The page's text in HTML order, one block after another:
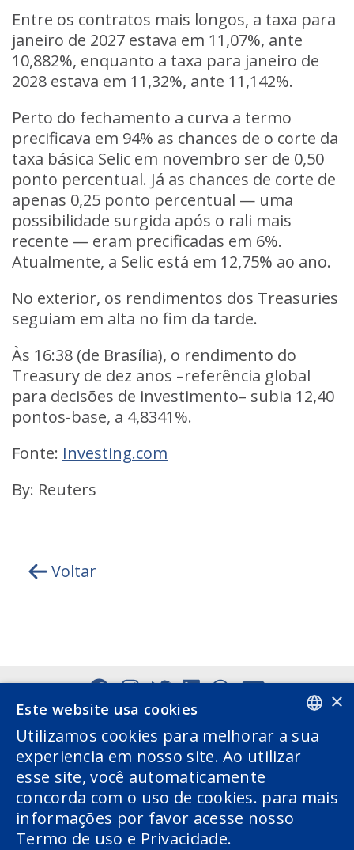
Entre os contratos mais longos, a taxa para
janeiro de 2027 estava em 11,07%, ante
10,882%, enquanto a taxa para janeiro de
2028 estava em 11,32%, ante 11,142%.
Perto do fechamento a curva a termo
precificava em 94% as chances de o corte da
taxa básica Selic em novembro ser de 0,50
ponto percentual. Já as chances de corte de
apenas 0,25 ponto percentual — uma
possibilidade surgida após o rali mais
recente — eram precificadas em 6%.
Atualmente, a Selic está em 12,75% ao ano.
No exterior, os rendimentos dos Treasuries
seguiam em alta no fim da tarde.
Às 16:38 (de Brasília), o rendimento do
Treasury de dez anos –referência global
para decisões de investimento– subia 12,40
pontos-base, a 4,8341%.
Fonte: Investing.com
By: Reuters
Voltar
PORTUGUESE
ENGLISH
×
Este website usa cookies
Utilizamos cookies para melhorar a sua
experiencia em nosso site. Ao utilizar
esse site, você automaticamente
concorda com o uso de cookies. para mais
informações por favor acesse nosso
Termo de uso e Privacidade.